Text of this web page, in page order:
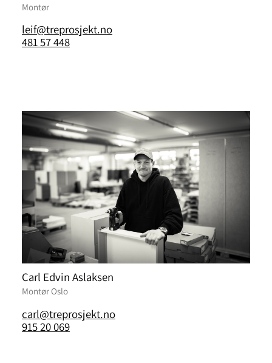
Montør
leif@treprosjekt.no
481 57 448
Carl Edvin Aslaksen
Montør Oslo
carl@treprosjekt.no
915 20 069